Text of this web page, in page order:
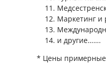
Маркетинг и
и другие…….
* Цены примерные